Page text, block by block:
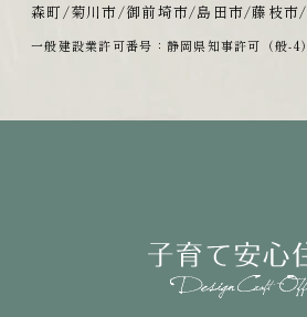
森町/菊川市/御前埼市/島田市/藤枝市/
一般建設業許可番号：静岡県知事許可（般-4